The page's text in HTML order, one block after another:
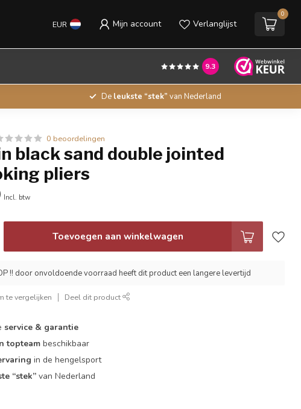
EUR Mijn account Verlanglijst
0
9.3
Deleukste “stek” van Nederland
0 beoordelingen
black sand double jointed
pliers
Incl. btw
Toevoegen aan winkelwagen
!! door onvoldoende voorraad heeft dit product een langere levertijd
te vergelijken Deel dit product
service & garantie
topteam beschikbaar
in de hengelsport
“stek” van Nederland